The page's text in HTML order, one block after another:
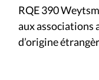
RQE 390
aux associations
d’origine